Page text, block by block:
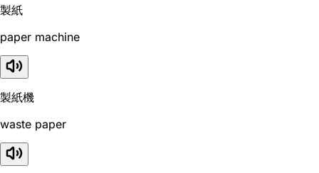
製紙
paper machine
製紙機
waste paper